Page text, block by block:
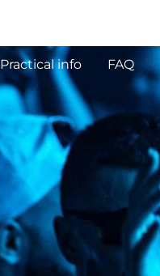
Practical info FAQ